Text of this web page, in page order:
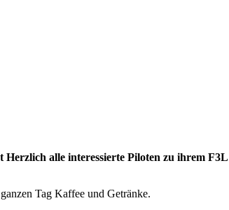
alle interessierte Piloten zu ihrem
Tag Kaffee und Getränke.